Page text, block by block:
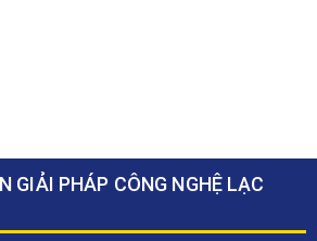
GIẢI PHÁP CÔNG NGHỆ LẠC